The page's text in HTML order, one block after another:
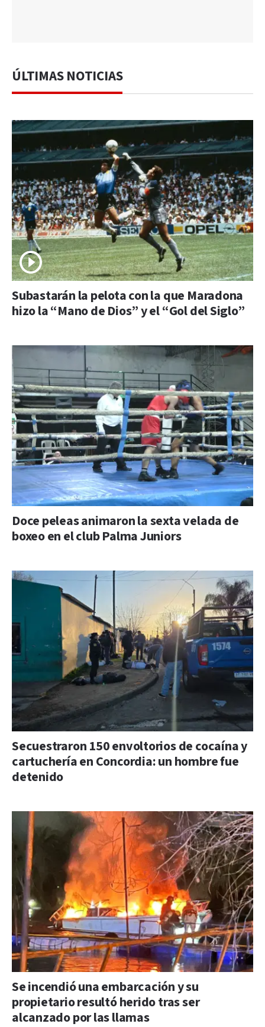
ÚLTIMAS NOTICIAS
Subastarán la pelota con la que Maradona
hizo la “Mano de Dios” y el “Gol del Siglo”
Doce peleas animaron la sexta velada de
boxeo en el club Palma Juniors
Secuestraron 150 envoltorios de cocaína y
cartuchería en Concordia: un hombre fue
detenido
Se incendió una embarcación y su
propietario resultó herido tras ser
alcanzado por las llamas